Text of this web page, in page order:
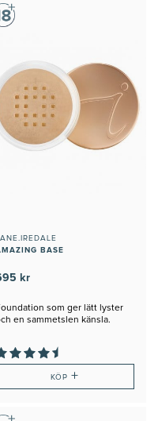
BASE
kr
som ger lätt lyster
en sammetslen känsla.
KÖP +